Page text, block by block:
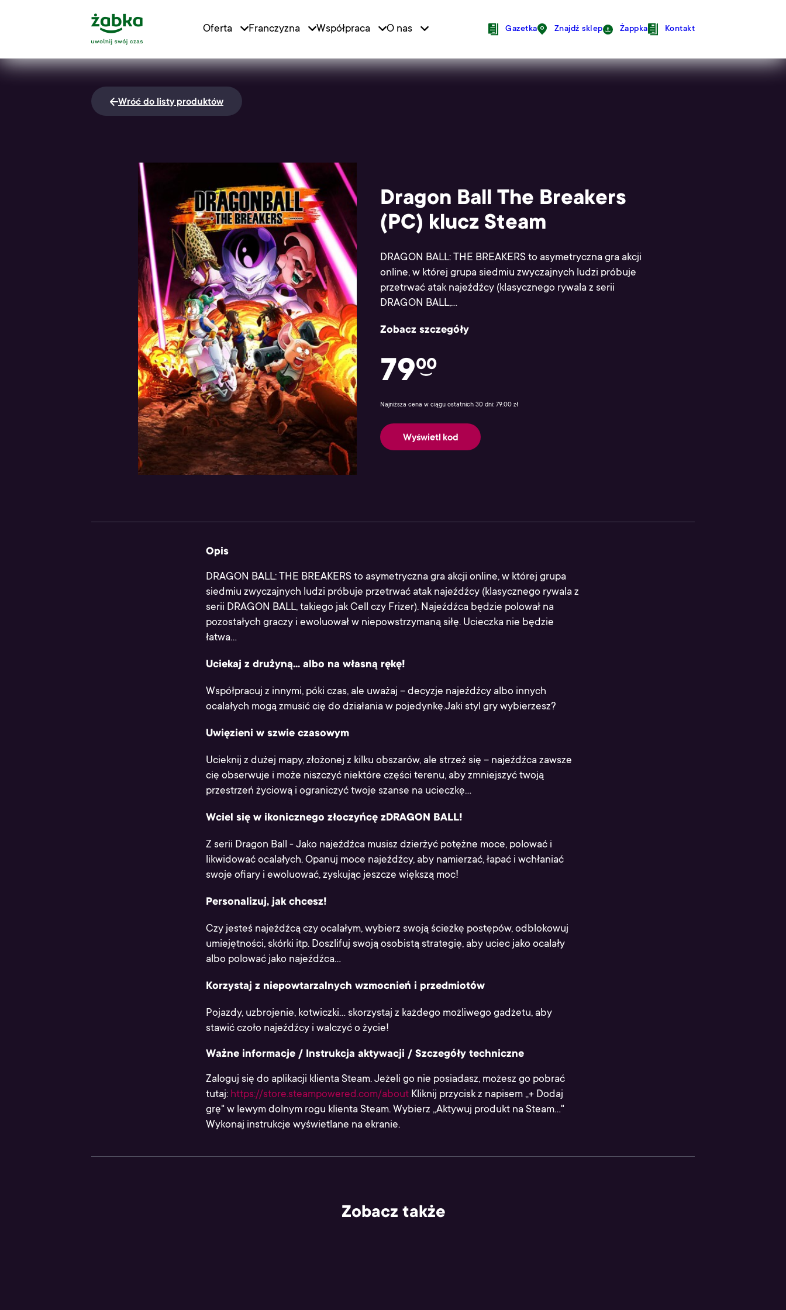
Main Logo
Main Navigation
Oferta Franczyzna Współpraca O nas Icons Navigation
Gazetka Znajdź sklep Żappka Kontakt
Wróć do listy produktów
Dragon Ball The Breakers
(PC) klucz Steam
DRAGON BALL: THE BREAKERS to asymetryczna gra akcji
online, w której grupa siedmiu zwyczajnych ludzi próbuje
przetrwać atak najeźdźcy (klasycznego rywala z serii
DRAGON BALL,...
Zobacz szczegóły
7900
Najniższa cena w ciągu ostatnich 30 dni: 79.00 zł
Wyświetl kod
Opis
DRAGON BALL: THE BREAKERS to asymetryczna gra akcji online, w której grupa
siedmiu zwyczajnych ludzi próbuje przetrwać atak najeźdźcy (klasycznego rywala z
serii DRAGON BALL, takiego jak Cell czy Frizer). Najeźdźca będzie polował na
pozostałych graczy i ewoluował w niepowstrzymaną siłę. Ucieczka nie będzie
łatwa...
Uciekaj z drużyną... albo na własną rękę!
Współpracuj z innymi, póki czas, ale uważaj – decyzje najeźdźcy albo innych
ocalałych mogą zmusić cię do działania w pojedynkę.Jaki styl gry wybierzesz?
Uwięzieni w szwie czasowym
Ucieknij z dużej mapy, złożonej z kilku obszarów, ale strzeż się – najeźdźca zawsze
cię obserwuje i może niszczyć niektóre części terenu, aby zmniejszyć twoją
przestrzeń życiową i ograniczyć twoje szanse na ucieczkę...
Wciel się w ikonicznego złoczyńcę zDRAGON BALL!
Z serii Dragon Ball - Jako najeźdźca musisz dzierżyć potężne moce, polować i
likwidować ocalałych. Opanuj moce najeźdźcy, aby namierzać, łapać i wchłaniać
swoje ofiary i ewoluować, zyskując jeszcze większą moc!
Personalizuj, jak chcesz!
Czy jesteś najeźdźcą czy ocalałym, wybierz swoją ścieżkę postępów, odblokowuj
umiejętności, skórki itp. Doszlifuj swoją osobistą strategię, aby uciec jako ocalały
albo polować jako najeźdźca...
Korzystaj z niepowtarzalnych wzmocnień i przedmiotów
Pojazdy, uzbrojenie, kotwiczki... skorzystaj z każdego możliwego gadżetu, aby
stawić czoło najeźdźcy i walczyć o życie!
Ważne informacje / Instrukcja aktywacji / Szczegóły techniczne
Zaloguj się do aplikacji klienta Steam. Jeżeli go nie posiadasz, możesz go pobrać
tutaj: https://store.steampowered.com/about Kliknij przycisk z napisem „+ Dodaj
grę" w lewym dolnym rogu klienta Steam. Wybierz „Aktywuj produkt na Steam..."
Wykonaj instrukcje wyświetlane na ekranie.
Zobacz także